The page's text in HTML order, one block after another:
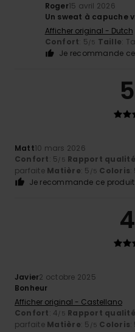
Roger15 avril 2026
Un sweat à capuche
Afficher original - Dutch
Confort: 5/5 Taille:
Je recommande
5
Matt10 mars 2026
Confort: 5/5 Rapport
parfaite Matière: 5 /5 Coloris:
Je recommande ce produit
4
Javier2 octobre 2025
Bonheur
Afficher original - Castellano
Confort: 4/5 Rapport
parfaite Matière: 5 /5 Coloris: